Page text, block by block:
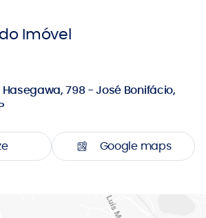
Imóvel
Hasegawa, 798 - José Bonifácio,
Google maps